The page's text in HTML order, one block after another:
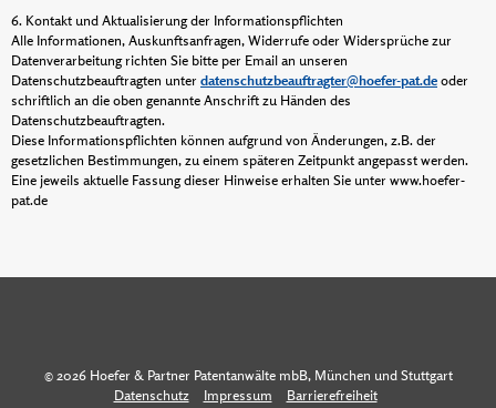
6. Kontakt und Aktualisierung der Informationspflichten
Alle Informationen, Auskunftsanfragen, Widerrufe oder Widersprüche zur
Datenverarbeitung richten Sie bitte per Email an unseren
Datenschutzbeauftragten unter datenschutzbeauftragter@hoefer-pat.deoder
schriftlich an die oben genannte Anschrift zu Händen des
Datenschutzbeauftragten.
Diese Informationspflichten können aufgrund von Änderungen, z.B. der
gesetzlichen Bestimmungen, zu einem späteren Zeitpunkt angepasst werden.
Eine jeweils aktuelle Fassung dieser Hinweise erhalten Sie unter www.hoefer-
pat.de
© 2026 Hoefer & Partner Patentanwälte mbB, München und Stuttgart
Datenschutz
Impressum Barrierefreiheit